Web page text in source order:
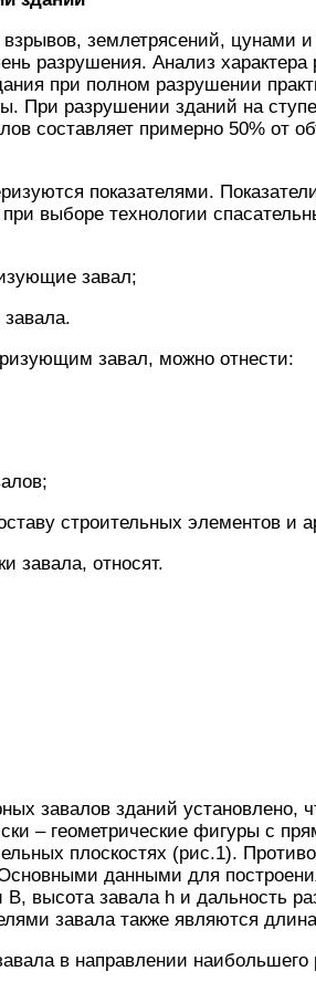
землетрясений, цунами
разрушения. Анализ
при полном разрушении
При разрушении зданий на
составляет примерно 50% от
показателями.
выборе технологии
завал;
завал, можно отнести:
строительных элементов и
завала, относят.
завалов зданий установлено,
– геометрические фигуры с
плоскостях (рис.1).
данными для
высота завала h и дальность
завала также являются
в направлении